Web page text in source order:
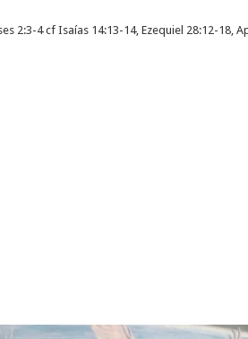
2:3-4 cf Isaías 14:13-14, Ezequiel 28:12-18,